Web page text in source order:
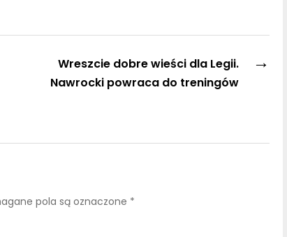
→
Wreszcie dobre wieści dla Legii.
Nawrocki powraca do treningów
pola są oznaczone *